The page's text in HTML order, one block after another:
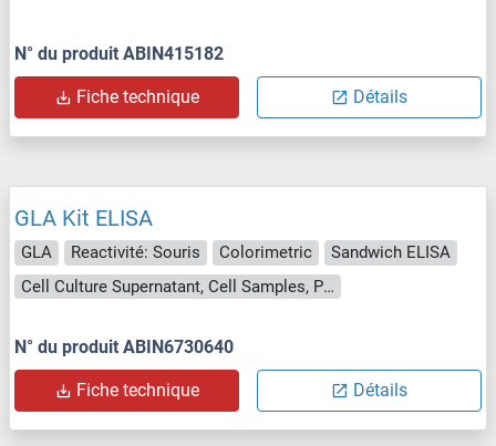
N° du produit ABIN415182
Fiche technique Détails
GLA Kit ELISA
GLA Reactivité: Souris Colorimetric
Sandwich ELISA
Cell Culture Supernatant, Cell Samples, Plasma, Serum, Tissue Lysate
N° du produit ABIN6730640
Fiche technique Détails